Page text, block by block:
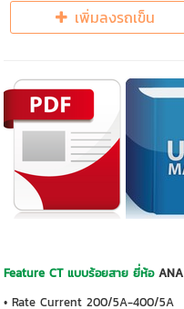
เพิ่มลงรถเข็น
Feature CT แบบร้อยสาย ยี่ห้อANA
• Rate Current 200/5A-400/5A